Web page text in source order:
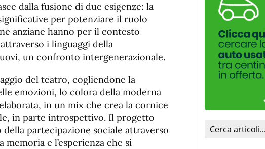
dalla fusione di due esigenze: la
per potenziare il ruolo
anziane hanno per il contesto
i linguaggi della
un confronto intergenerazionale.
del teatro, cogliendone la
emozioni, lo colora della moderna
in un mix che crea la cornice
in parte introspettivo. Il progetto
partecipazione sociale attraverso
e l’esperienza che si